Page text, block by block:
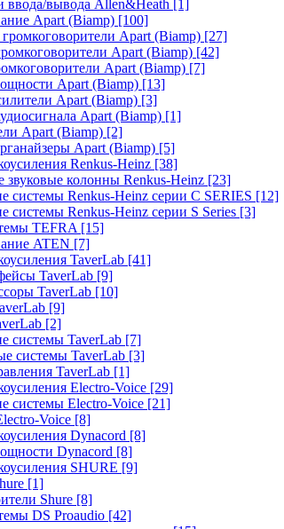
ввода/вывода Allen&Heath [1]
Apart (Biamp) [100]
Apart (Biamp) [27]
Apart (Biamp) [42]
Apart (Biamp) [7]
Apart (Biamp) [13]
Apart (Biamp) [3]
Apart (Biamp) [1]
Apart (Biamp) [2]
Apart (Biamp) [5]
Renkus-Heinz [38]
звуковые колонны Renkus-Heinz [23]
системы Renkus-Heinz серии C SERIES [12]
системы Renkus-Heinz серии S Series [3]
TEFRA [15]
ATEN [7]
TaverLab [41]
TaverLab [9]
TaverLab [10]
[9]
[2]
системы TaverLab [7]
системы TaverLab [3]
TaverLab [1]
Electro-Voice [29]
системы Electro-Voice [21]
Voice [8]
Dynacord [8]
Dynacord [8]
SHURE [9]
[1]
Shure [8]
DS Proaudio [42]